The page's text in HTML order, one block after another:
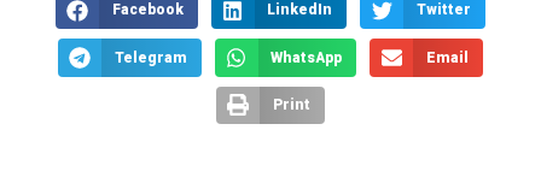
Facebook LinkedIn Twitter
Telegram WhatsApp Email
Print